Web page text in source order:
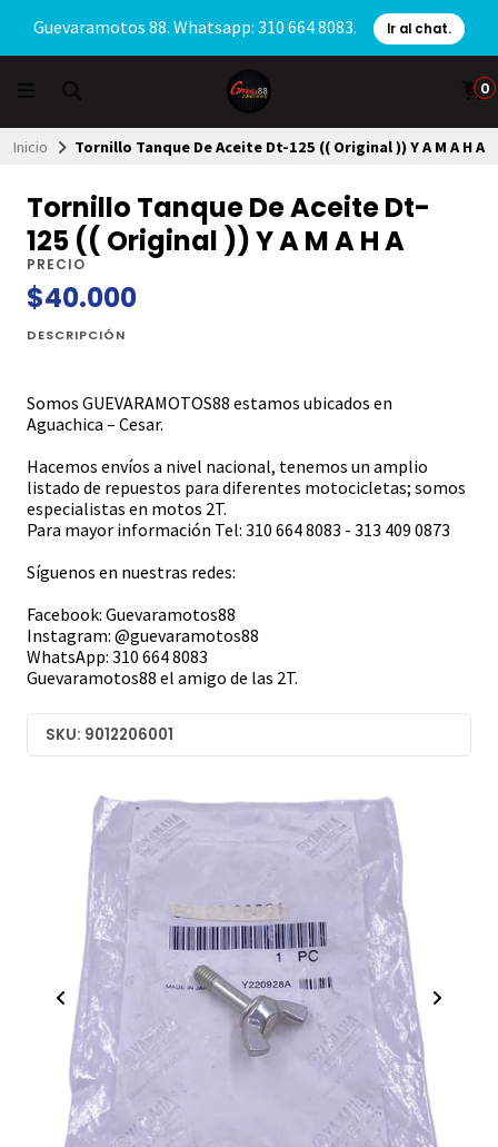
Guevaramotos 88. Whatsapp: 310 664 8083. Ir al chat.
0
Inicio Tornillo Tanque De Aceite Dt-125 (( Original )) Y A M A H A
Tornillo Tanque De Aceite Dt-
125 (( Original )) Y A M A H A
PRECIO
$40.000
DESCRIPCIÓN
Somos GUEVARAMOTOS88 estamos ubicados en
Aguachica – Cesar.
Hacemos envíos a nivel nacional, tenemos un amplio
listado de repuestos para diferentes motocicletas; somos
especialistas en motos 2T.
Para mayor información Tel: 310 664 8083 - 313 409 0873
Síguenos en nuestras redes:
Facebook: Guevaramotos88
Instagram: @guevaramotos88
WhatsApp: 310 664 8083
Guevaramotos88 el amigo de las 2T.
SKU: 9012206001